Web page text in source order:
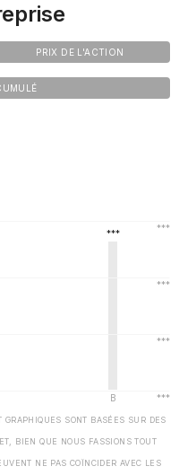
PRIX DE L'ACTION
SONT BASÉES SUR DES
BIEN QUE NOUS FASSIONS TOUT
NE PAS COÏNCIDER AVEC LES